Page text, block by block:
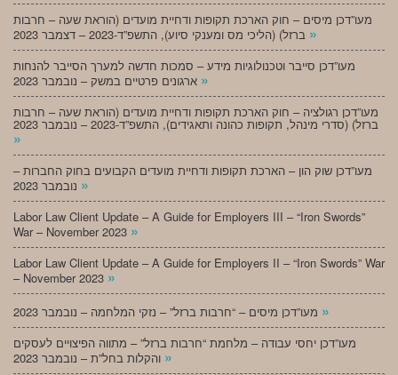
מעו”דכן מיסים – חוק הארכת תקופות ודחיית מועדים (הוראת שעה – חרבות
»
מעו”דכן סייבר וטכנולוגיות מידע – סמכות חדשה למערך הסייבר להנחות
»
מעו”דכן רגולציה – חוק הארכת תקופות ודחיית מועדים (הוראת שעה – חרבות
ברזל) (סדרי מינהל, תקופות כהונה ותאגידים), התשפ”ד-2023 – נובמבר 2023
»
מעו”דכן שוק הון – הארכת תקופות ודחיית מועדים הקבועים בחוק החברות –
»
Labor Law Client Update – A Guide for Employers III – “Iron Swords”
War – November 2023 »
Labor Law Client Update – A Guide for Employers II – “Iron Swords” War
– November 2023 »
»
מעו”דכן יחסי עבודה – מלחמת “חרבות ברזל” – מתווה הפיצויים לעסקים
»